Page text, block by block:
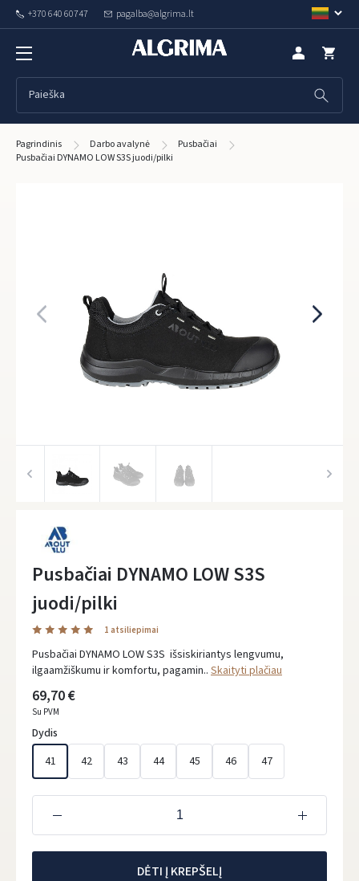
+370 640 60747 pagalba@algrima.lt
Pagrindinis Darbo avalynė
Pusbačiai
Pusbačiai DYNAMO LOW S3S juodi/pilki
Pusbačiai DYNAMO LOW S3S
juodi/pilki
1 atsiliepimai
Pusbačiai DYNAMO LOW S3S išsiskiriantys lengvumu,
ilgaamžiškumu ir komfortu, pagamin.. Skaityti plačiau
69,70 €
Su PVM
Dydis
41
42 43 44 45 46 47
DĖTI Į KREPŠELĮ